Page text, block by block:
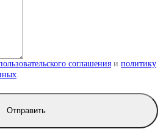
соглашения и политику
Отправить